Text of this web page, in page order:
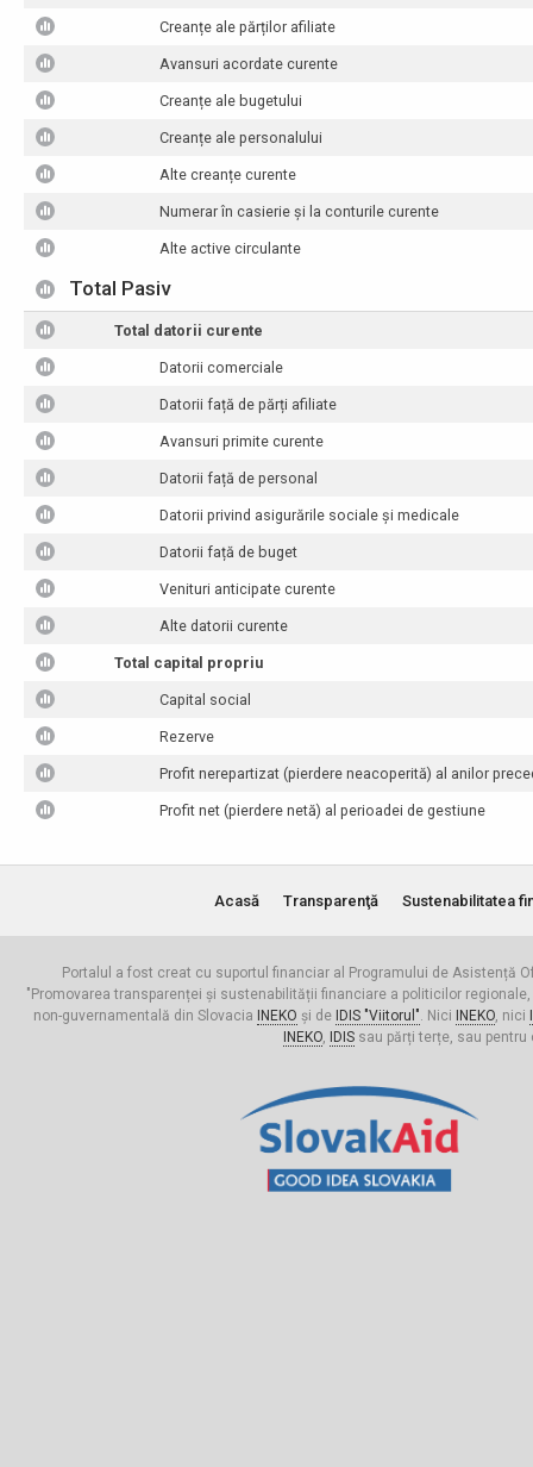
Creanțe ale părților afiliate
Avansuri acordate curente
Creanțe ale bugetului
Creanțe ale personalului
Alte creanțe curente
Numerar în casierie și la conturile curente
Alte active circulante
Total Pasiv
Total datorii curente
Datorii comerciale
Datorii față de părți afiliate
Avansuri primite curente
Datorii față de personal
Datorii privind asigurările sociale și medicale
Datorii față de buget
Venituri anticipate curente
Alte datorii curente
Total capital propriu
Capital social
Rezerve
Profit nerepartizat (pierdere neacoperită) al anilor
Profit net (pierdere netă) al perioadei de gestiune
Acasă Transparenţă Sustenabilitatea
Portalul a fost creat cu suportul financiar al Programului de Asistență
"Promovarea transparenței și sustenabilității financiare a politicilor
non-guvernamentală din Slovacia
INEKO și de IDIS "Viitorul". Nici INEKO, nici
INEKO, IDISsau părți terțe, sau pentru